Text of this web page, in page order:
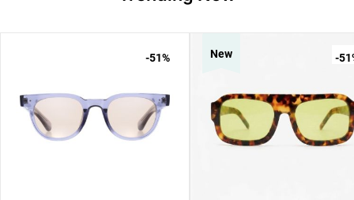
-51% New -51